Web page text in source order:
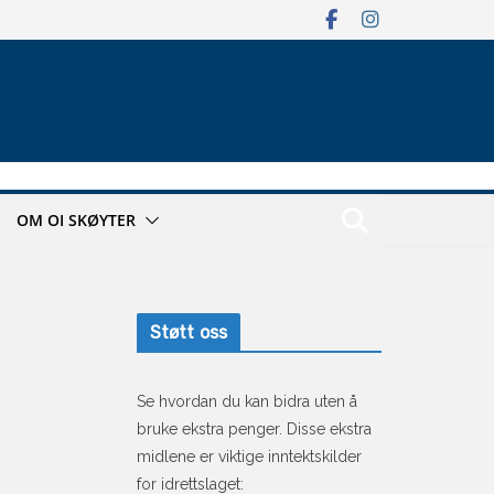
OM OI SKØYTER
Støtt oss
Se hvordan du kan bidra uten å
bruke ekstra penger. Disse ekstra
midlene er viktige inntektskilder
for idrettslaget: